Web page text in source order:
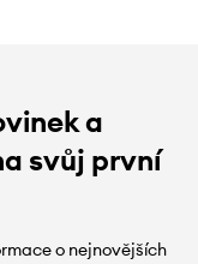
a
svůj první
o nejnovějších